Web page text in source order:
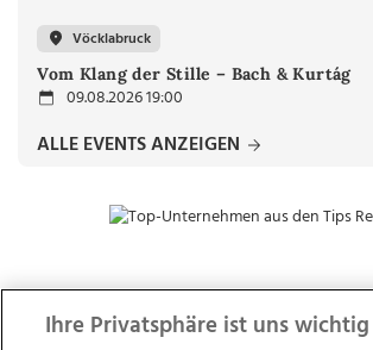
Vöcklabruck
Vom Klang der Stille – Bach & Kurtág
09.08.2026 19:00
ALLE EVENTS ANZEIGEN
ZUR
Ihre Privatsphäre ist uns wichtig